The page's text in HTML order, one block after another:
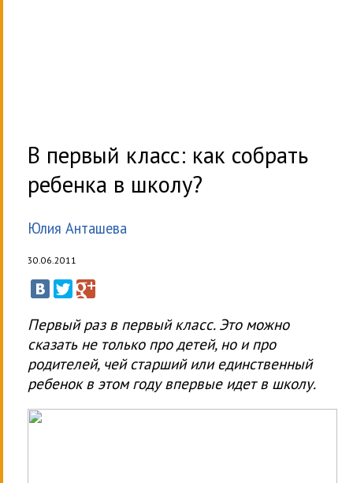
В первый класс: как собрать
ребенка в школу?
Юлия Анташева
30.06.2011
Первый раз в первый класс. Это можно
сказать не только про детей, но и про
родителей, чей старший или единственный
ребенок в этом году впервые идет в школу.